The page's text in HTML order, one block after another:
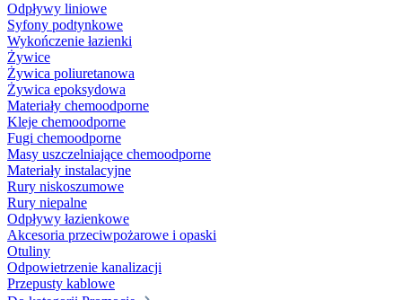
Odpływy liniowe
Syfony podtynkowe
Wykończenie łazienki
Żywice
Żywica poliuretanowa
Żywica epoksydowa
Materiały chemoodporne
Kleje chemoodporne
Fugi chemoodporne
Masy uszczelniające chemoodporne
Materiały instalacyjne
Rury niskoszumowe
Rury niepalne
Odpływy łazienkowe
Akcesoria przeciwpożarowe i opaski
Otuliny
Odpowietrzenie kanalizacji
Przepusty kablowe